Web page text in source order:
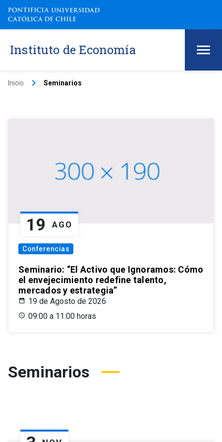
Instituto de Economía
Inicio keyboard_arrow_right Seminarios
19 AGO
Conferencias
Seminario: “El Activo que Ignoramos: Cómo
el envejecimiento redefine talento,
mercados y estrategia”
19 de Agosto de 2026
09:00 a 11:00 horas
Seminarios